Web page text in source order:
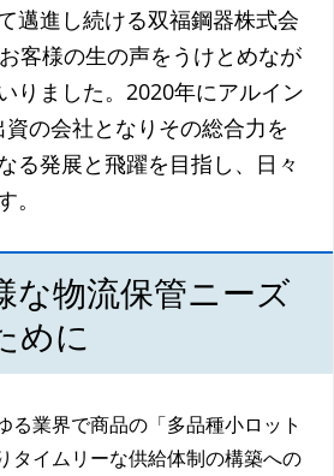
邁進し続ける双福鋼器株式会
客様の生の声をうけとめなが
りました。2020年にアルイン
の会社となりその総合力を
る発展と飛躍を目指し、日々
。
な物流保管ニーズ
めに
る業界で商品の「多品種小ロット
タイムリーな供給体制の構築への